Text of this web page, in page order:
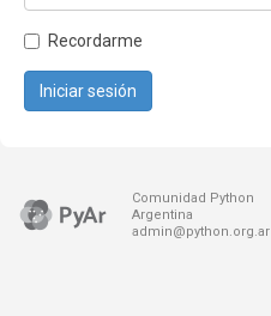
Recordarme
Iniciar sesión
Comunidad Python
Argentina
admin@python.org.ar